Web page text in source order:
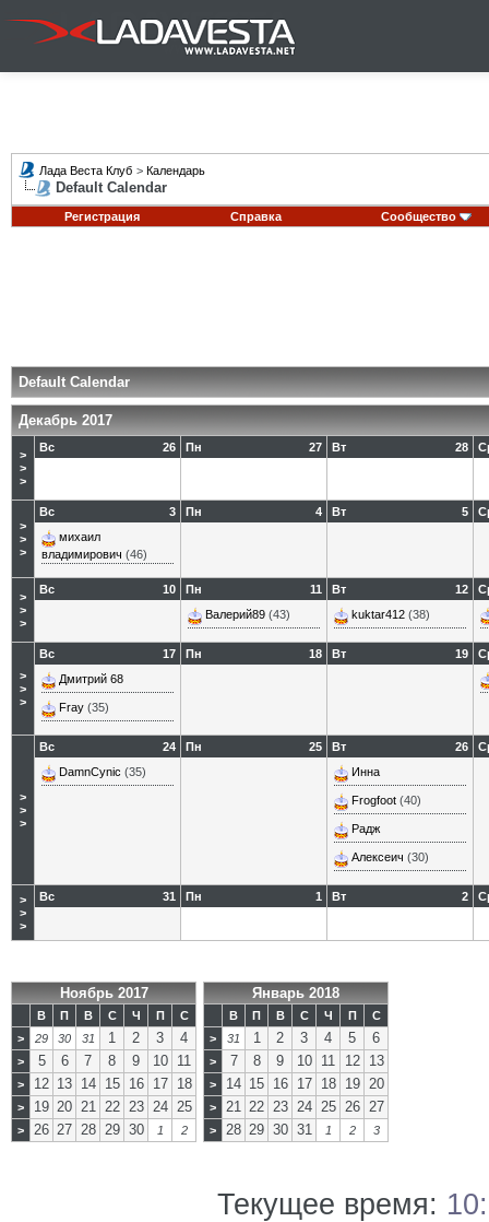
Лада Веста Клуб > Календарь
Default Calendar
Регистрация Справка Сообщество
Default Calendar
Декабрь 2017
>
>
>
26
Вс 27
Пн 28
Вт
>
>
>
3
Вс
михаил
владимирович (46)
4
Пн 5
Вт
>
>
>
10
Вс 11
Пн
Валерий89 (43)
12
Вт
kuktar412 (38)
>
>
>
17
Вс
Дмитрий 68
Fray (35)
18
Пн 19
Вт
>
>
>
24
Вс
DamnCynic (35)
25
Пн 26
Вт
Инна
Frogfoot (40)
Радж
Алексеич (30)
>
>
>
31
Вс 1
Пн 2
Вт
Ноябрь 2017
В П В С Ч П
С
>
29 30 31 1 2 3 4
> 5 6 7 8 9 10 11
> 12 13 14 15 16 17 18
> 19 20 21 22 23 24 25
> 26 27 28 29 30 1 2
Январь 2018
В П В С Ч П
С
>
31 1 2 3 4 5 6
> 7 8 9 10 11 12 13
> 14 15 16 17 18 19 20
> 21 22 23 24 25 26 27
> 28 29 30 31 1 2 3
Текущее время: